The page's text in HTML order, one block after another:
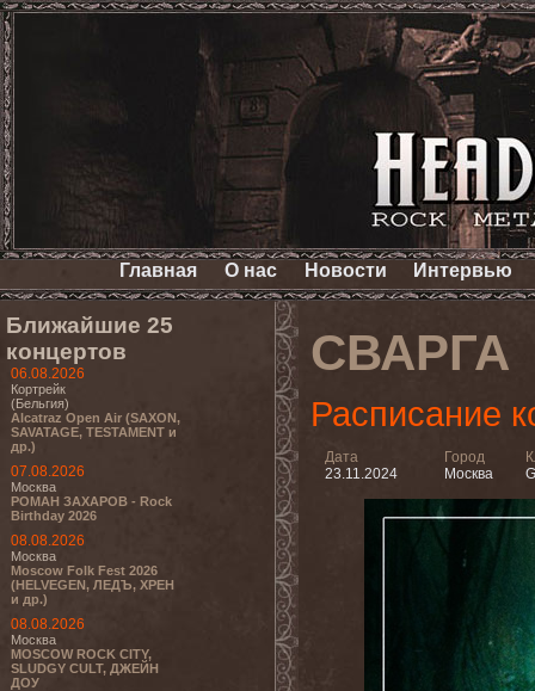
Главная О нас Новости Интервью
Ближайшие 25
концертов
06.08.2026
Кортрейк
(Бельгия)
Alcatraz Open Air (SAXON,
SAVATAGE, TESTAMENT и
др.)
07.08.2026
Москва
РОМАН ЗАХАРОВ - Rock
Birthday 2026
08.08.2026
Москва
Moscow Folk Fest 2026
(HELVEGEN, ЛЕДЪ, ХРЕН
и др.)
08.08.2026
Москва
MOSCOW ROCK CITY,
SLUDGY CULT, ДЖЕЙН
ДОУ
СВАРГА
Расписание
Дата
23.11.2024
Город
Москва